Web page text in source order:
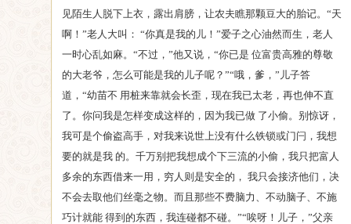
见陌生人脱下上衣，露出肩膀，让农夫瞧那颗豆大的胎记。“天
啊！”老人大叫： “你真是我的儿！”爱子之心油然而生，老人
一时心乱如麻。“不过，”他又说，“你已是 位富贵高雅的尊敬
的大老爷，怎么可能是我的儿子呢？”“哦，爹，”儿子答
道，“幼苗不 用桩来靠就会长歪，现在我已太老，再也伸不直
了。你问我是怎样变成这样的，因为我已做 了小偷。别惊讶，
我可是个偷盗高手，对我来说世上没有什么铁锁或门闩，我想
要的就是我 的。千万别把我想成个下三流的小偷，我只把富人
多余的东西借来一用，穷人则是安全的， 我只会接济他们，决
不会去取他们丝毫之物。而且那些不费脑力、不动脑子、不施
巧计就能 得到的东西，我连碰都不碰。”“唉呀！儿子，”父亲